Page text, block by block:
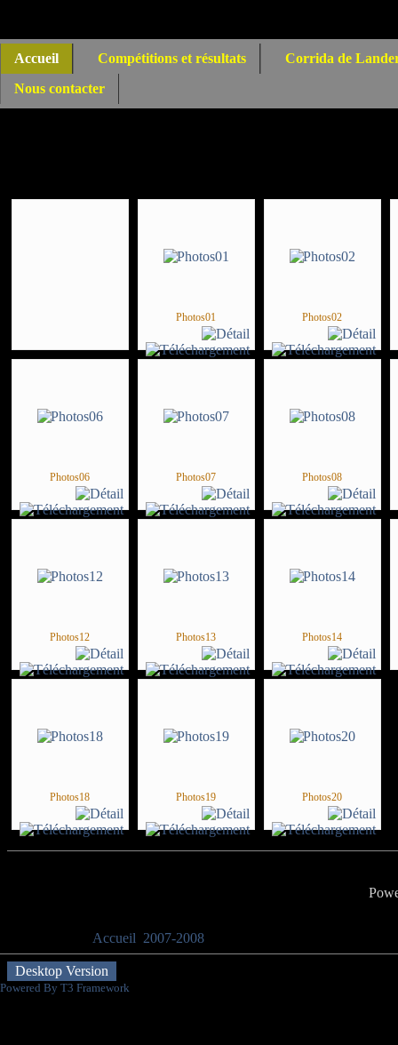
Accueil Compétitions et résultats
Corrida de
Nous contacter
Photos01 Photos02
Photos06 Photos07 Photos08
Photos12 Photos13 Photos14
Photos18 Photos19 Photos20
Accueil 2007-2008
Desktop Version
Powered By T3 Framework